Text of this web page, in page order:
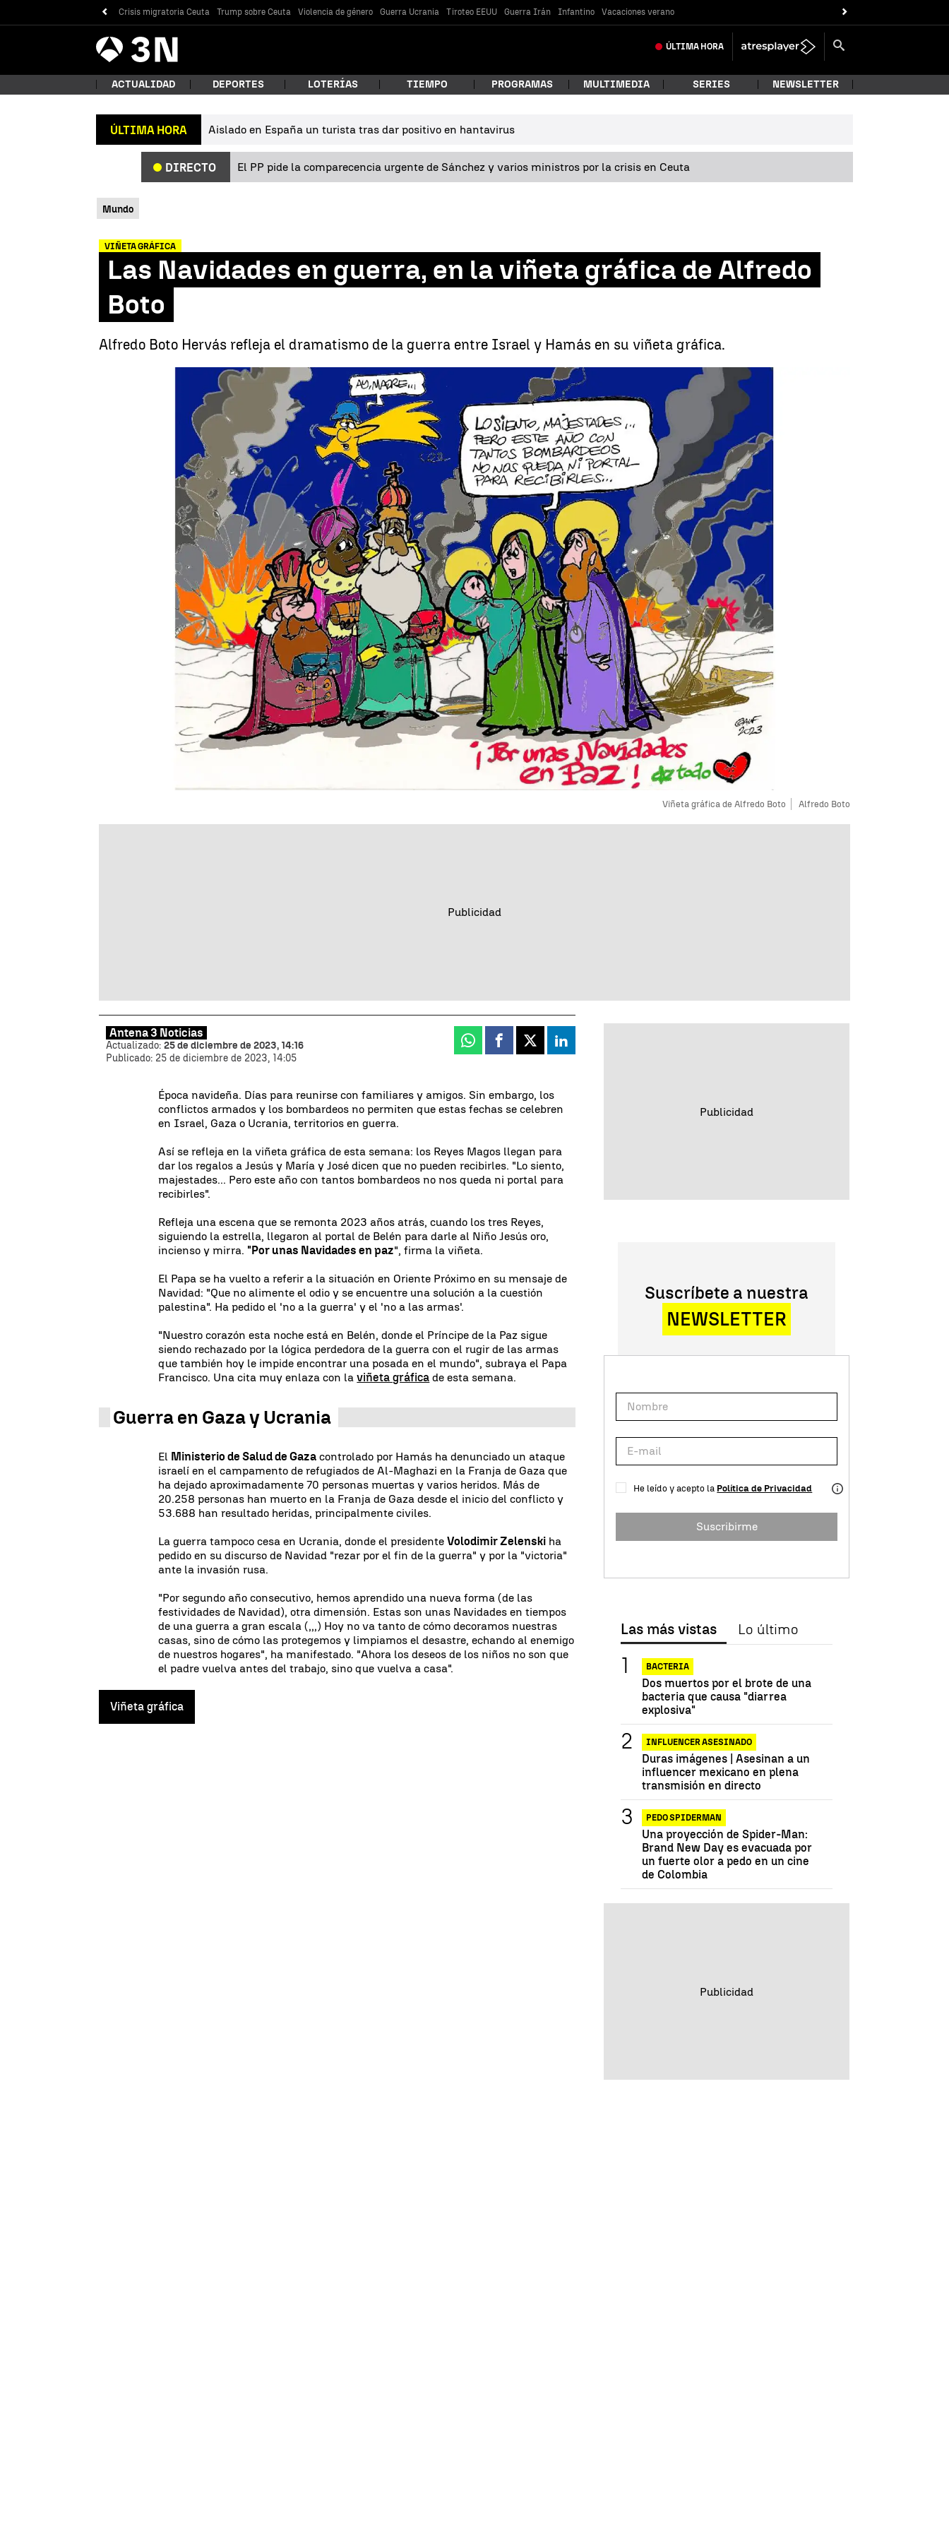
Crisis migratoria Ceuta Trump sobre Ceuta Violencia de género Guerra Ucrania Tiroteo EEUU Guerra Irán Infantino Vacaciones verano
Antena
3 Noticias ÚLTIMA HORA
¿Qué estás buscando?
ACTUALIDAD DEPORTES LOTERÍAS TIEMPO PROGRAMAS MULTIMEDIA SERIES NEWSLETTER
ÚLTIMA HORA Aislado en España un turista tras dar positivo en hantavirus
DIRECTO El PP pide la comparecencia urgente de Sánchez y varios ministros por la crisis en Ceuta
Mundo
VIÑETA GRÁFICA
Las Navidades en guerra, en la viñeta gráfica de Alfredo
Boto
Alfredo Boto Hervás refleja el dramatismo de la guerra entre Israel y Hamás en su viñeta gráfica.
Viñeta gráfica de Alfredo Boto Alfredo Boto
Antena 3 Noticias
Actualizado: 25 de diciembre de 2023, 14:16
Publicado: 25 de diciembre de 2023, 14:05
Whatsapp
Facebook
X Linkedin
Época navideña. Días para reunirse con familiares y amigos. Sin embargo, los
conflictos armados y los bombardeos no permiten que estas fechas se celebren
en Israel, Gaza o Ucrania, territorios en guerra.
Así se refleja en la viñeta gráfica de esta semana: los Reyes Magos llegan para
dar los regalos a Jesús y María y José dicen que no pueden recibirles. "Lo siento,
majestades... Pero este año con tantos bombardeos no nos queda ni portal para
recibirles".
Refleja una escena que se remonta 2023 años atrás, cuando los tres Reyes,
siguiendo la estrella, llegaron al portal de Belén para darle al Niño Jesús oro,
incienso y mirra. "Por unas Navidades en paz", firma la viñeta.
El Papa se ha vuelto a referir a la situación en Oriente Próximo en su mensaje de
Navidad: "Que no alimente el odio y se encuentre una solución a la cuestión
palestina". Ha pedido el 'no a la guerra' y el 'no a las armas'.
"Nuestro corazón esta noche está en Belén, donde el Príncipe de la Paz sigue
siendo rechazado por la lógica perdedora de la guerra con el rugir de las armas
que también hoy le impide encontrar una posada en el mundo", subraya el Papa
Francisco. Una cita muy enlaza con laviñeta gráfica de esta semana.
Guerra en Gaza y Ucrania
El Ministerio de Salud de Gaza controlado por Hamás ha denunciado un ataque
israelí en el campamento de refugiados de Al-Maghazi en la Franja de Gaza que
ha dejado aproximadamente 70 personas muertas y varios heridos. Más de
20.258 personas han muerto en la Franja de Gaza desde el inicio del conflicto y
53.688 han resultado heridas, principalmente civiles.
La guerra tampoco cesa en Ucrania, donde el presidenteVolodimir Zelenski ha
pedido en su discurso de Navidad "rezar por el fin de la guerra" y por la "victoria"
ante la invasión rusa.
"Por segundo año consecutivo, hemos aprendido una nueva forma (de las
festividades de Navidad), otra dimensión. Estas son unas Navidades en tiempos
de una guerra a gran escala (,,,) Hoy no va tanto de cómo decoramos nuestras
casas, sino de cómo las protegemos y limpiamos el desastre, echando al enemigo
de nuestros hogares", ha manifestado. "Ahora los deseos de los niños no son que
el padre vuelva antes del trabajo, sino que vuelva a casa".
Viñeta gráfica
Suscríbete a nuestra
NEWSLETTER
He leído y acepto la Política de Privacidad
Suscribirme
Las más vistas Lo último
BACTERIA
Dos muertos por el brote de una
bacteria que causa "diarrea
explosiva"
INFLUENCER ASESINADO
Duras imágenes | Asesinan a un
influencer mexicano en plena
transmisión en directo
PEDO SPIDERMAN
Una proyección de Spider-Man:
Brand New Day es evacuada por
un fuerte olor a pedo en un cine
de Colombia